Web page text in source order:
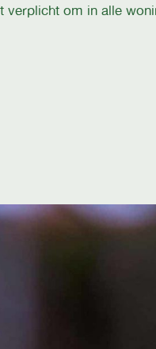
verplicht om in alle